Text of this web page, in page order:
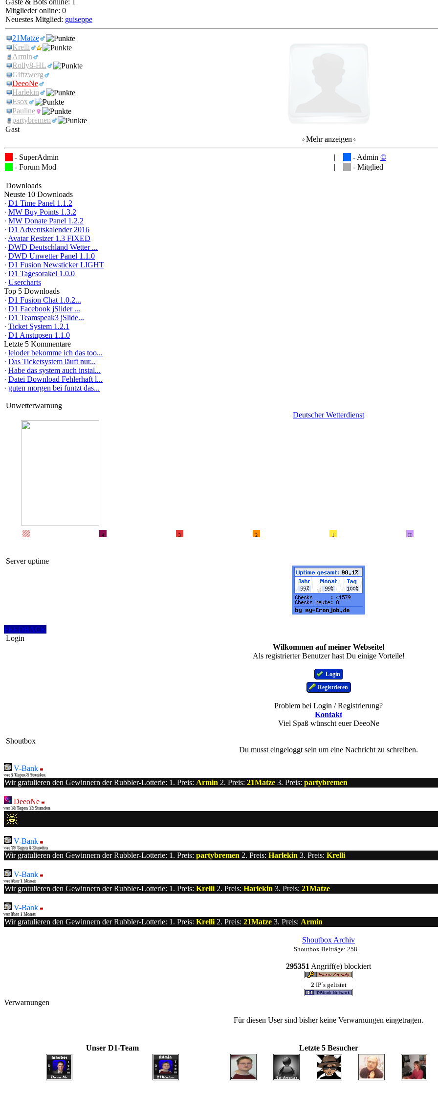
Gäste & Bots online: 1
Mitglieder online: 0
Neuestes Mitglied: guiseppe
21Matze
Krelli
Armin
Rolly8-HL
Giftzwerg
DeeoNe
Harlekin
Esox
Pauline
partybremen
Gast
Mehr anzeigen
- SuperAdmin | - Admin ©
- Forum Mod
| - Mitglied
Downloads
Neuste 10 Downloads
· D1 Time Panel 1.1.2
· MW Buy Points 1.3.2
· MW Donate Panel 1.2.2
· D1 Adventskalender 2016
· Avatar Resizer 1.3 FIXED
· DWD Deutschland Wetter ...
· DWD Unwetter Panel 1.1.0
· D1 Fusion Newsticker LIGHT
· D1 Tagesorakel 1.0.0
· Usercharts
Top 5 Downloads
· D1 Fusion Chat 1.0.2...
· D1 Facebook jSlider ...
· D1 Teamspeak3 jSlide...
· Ticket System 1.2.1
· D1 Anstupsen 1.1.0
Letzte 5 Kommentare
· leioder bekomme ich das too...
· Das Ticketsystem läuft nur...
· Habe das system auch instal...
· Datei Download Fehlerhaft l...
· guten morgen bei funtzt das...
Unwetterwarnung
Deutscher Wetterdienst
4 3 2 1 H
Server uptime
FEEDBACK
Login
Wilkommen auf meiner Webseite!
Als registrierter Benutzer hast Du einige Vorteile!
Login
Registrieren
Problem bei Login / Registrierung?
Kontakt
Viel Spaß wünscht euer DeeoNe
Shoutbox
Du musst eingeloggt sein um eine Nachricht zu schreiben.
V-Bank
vor 5 Tagen 8 Stunden
Wir gratulieren den Gewinnern der Rubbler-Lotterie: 1. Preis: Armin 2. Preis: 21Matze 3. Preis: partybremen
DeeoNe
vor 18 Tagen 13 Stunden
V-Bank
vor 19 Tagen 8 Stunden
Wir gratulieren den Gewinnern der Rubbler-Lotterie: 1. Preis: partybremen 2. Preis: Harlekin 3. Preis: Krelli
V-Bank
vor über 1 Monat
Wir gratulieren den Gewinnern der Rubbler-Lotterie: 1. Preis: Krelli 2. Preis: Harlekin 3. Preis: 21Matze
V-Bank
vor über 1 Monat
Wir gratulieren den Gewinnern der Rubbler-Lotterie: 1. Preis: Krelli 2. Preis: 21Matze 3. Preis: Armin
Shoutbox Archiv
Shoutbox Beiträge: 258
295351 Angriff(e) blockiert
2 IP´s gelistet
Verwarnungen
Für diesen User sind bisher keine Verwarnungen eingetragen.
Unser D1-Team Letzte 5 Besucher